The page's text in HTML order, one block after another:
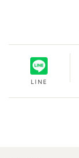
LINE